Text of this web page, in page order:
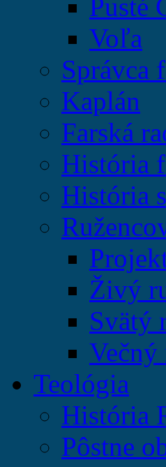
Pusté
Voľa
Správca
Kaplán
Farská
História
História
Živý
Svätý
Večný
Teológia
História
Pôstne